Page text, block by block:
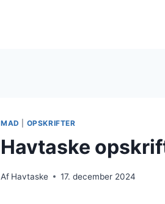
MAD OPSKRIFTER
Havtaske
Af Havtaske 17. december 2024